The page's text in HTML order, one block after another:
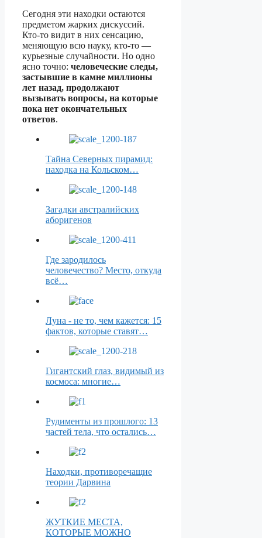
Сегодня эти находки остаются
предметом жарких дискуссий.
Кто-то видит в них сенсацию,
меняющую всю науку, кто-то —
курьезные случайности. Но одно
ясно точно: человеческие следы,
застывшие в камне миллионы
лет назад, продолжают
вызывать вопросы, на которые
пока нет окончательных
ответов.
Тайна Северных пирамид:
находка на Кольском…
Загадки австралийских
аборигенов
Где зародилось
человечество? Место, откуда
всё…
Луна - не то, чем кажется: 15
фактов, которые ставят…
Гигантский глаз, видимый из
космоса: многие…
Рудименты из прошлого: 13
частей тела, что остались…
Находки, противоречащие
теории Дарвина
ЖУТКИЕ МЕСТА,
КОТОРЫЕ МОЖНО